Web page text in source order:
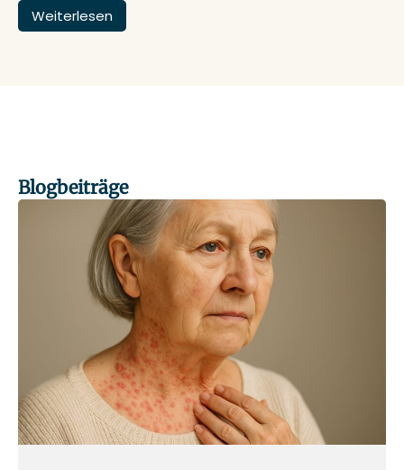
Weiterlesen
Blogbeiträge
S
e
i
e
S
i
e
i
t
e
S
e
i
t
e
S
e
i
t
e